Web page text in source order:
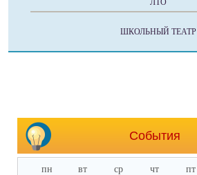
ЛТО
ШКОЛЬНЫЙ ТЕАТР
События
пн вт ср чт пт